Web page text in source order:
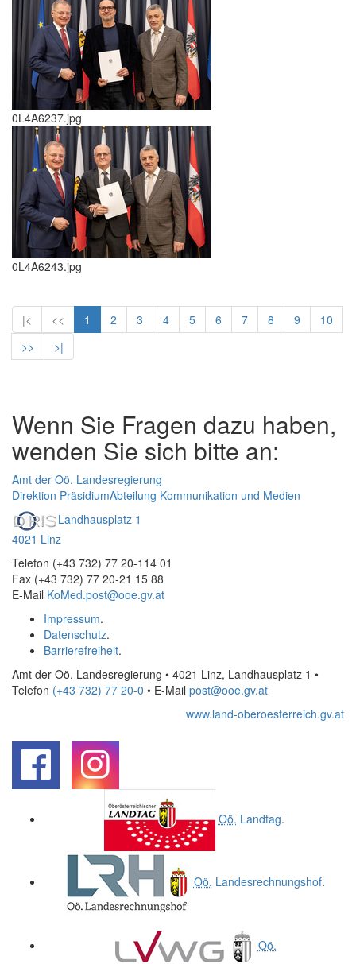
0L4A6237.jpg
0L4A6243.jpg
|< << 1 2 3 4 5 6 7 8 9
10
>>
>|
Wenn Sie Fragen dazu haben,
wenden Sie sich bitte an:
Amt der Oö. Landesregierung
Direktion PräsidiumAbteilung Kommunikation und Medien
Landhausplatz 1
4021 Linz
Telefon (+43 732) 77 20-114 01
Fax (+43 732) 77 20-21 15 88
E-Mail KoMed.post@ooe.gv.at
Impressum.
Datenschutz.
Barrierefreiheit.
Amt der Oö. Landesregierung • 4021 Linz, Landhausplatz 1 •
Telefon (+43 732) 77 20-0 • E-Mail post@ooe.gv.at
www.land-oberoesterreich.gv.at
Oö. Landtag.
Oö. Landesrechnungshof.
Oö.